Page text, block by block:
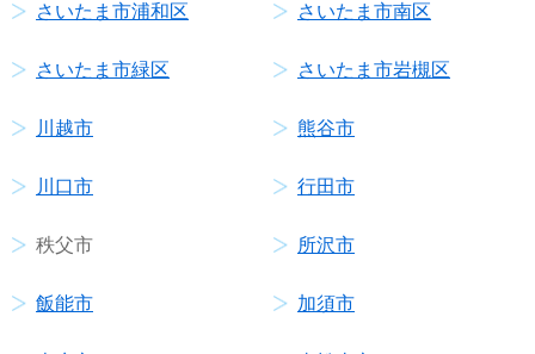
さいたま市浦和区 さいたま市南区
さいたま市緑区 さいたま市岩槻区
川越市 熊谷市
川口市 行田市
秩父市 所沢市
飯能市 加須市